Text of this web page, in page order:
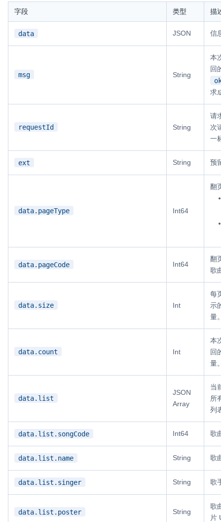
字段 类型 描
data JSON 信
msg String
本
回
求
requestId String
请
次
一
ext String 预
data.pageType Int64
翻
data.pageCode Int64
翻
歌
data.size Int
每
示
量
data.count Int
本
回
量
data.list
JSON
Array
当
所
列
data.list.songCode Int64 歌
data.list.name String 歌
data.list.singer String 歌
data.list.poster String
歌
片